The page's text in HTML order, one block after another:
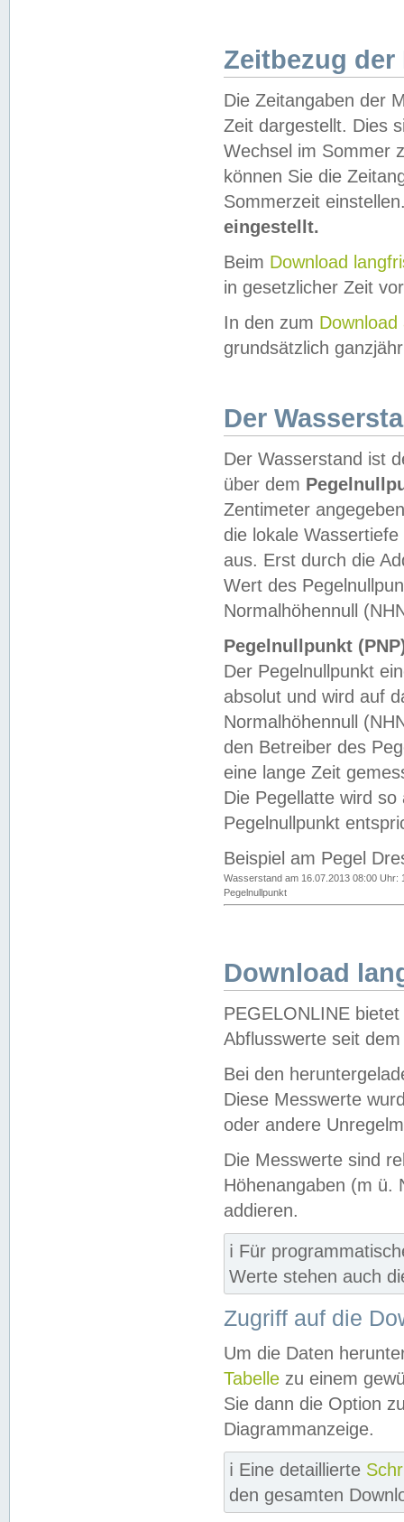
Zeitbezug der
Die Zeitangaben der
Zeit dargestellt. Dies
Wechsel im Sommer
können Sie die
Sommerzeit
eingestellt.
Beim Download
in gesetzlicher Zeit
In den zum Download
grundsätzlich
Der
Der Wasserstand ist
über dem
Zentimeter
die lokale
aus. Erst durch die
Wert des
Normalhöhennull
Pegelnullpunkt
Der Pegelnullpunkt
absolut und wird auf
Normalhöhennull
den Betreiber des
eine lange Zeit
Die Pegellatte wird
Pegelnullpunkt
Beispiel am Pegel
Wasserstand am 16.07.2013 08:00 Uhr:
Pegelnullpunkt
Download
PEGELONLINE
Abflusswerte seit
Bei den
Diese Messwerte
oder andere
Die Messwerte sind
Höhenangaben (m ü.
addieren.
ℹ️ Für
Werte stehen auch
Zugriff auf die
Um die Daten
Tabelle zu einem
Sie dann die Option
Diagrammanzeige.
ℹ️ Eine detaillierte
den gesamten